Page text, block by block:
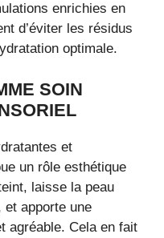
enrichies en
d’éviter les résidus
optimale.
SOIN
et
un rôle esthétique
laisse la peau
et apporte une
agréable. Cela en fait